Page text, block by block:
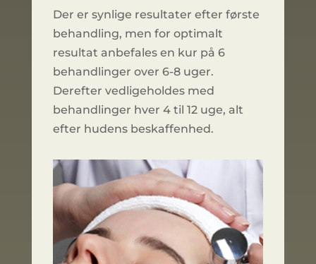
Der er synlige resultater efter første
behandling, men for optimalt
resultat anbefales en kur på 6
behandlinger over 6-8 uger.
Derefter vedligeholdes med
behandlinger hver 4 til 12 uge, alt
efter hudens beskaffenhed.